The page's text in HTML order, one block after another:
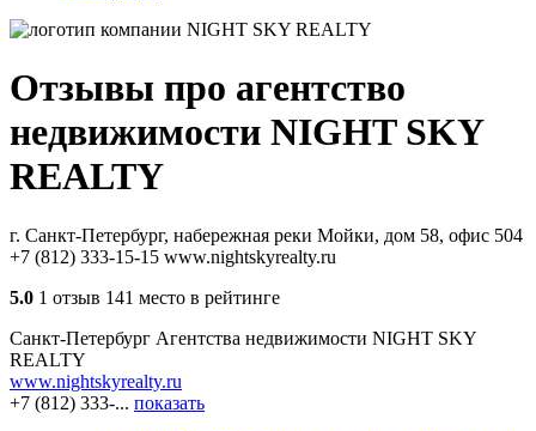
Отзывы про агентство
недвижимости NIGHT SKY
REALTY
г. Санкт-Петербург, набережная реки Мойки, дом 58, офис 504
+7 (812) 333-15-15 www.nightskyrealty.ru
5.0 1 отзыв 141 место в рейтинге
Санкт-Петербург Агентства недвижимости NIGHT SKY
REALTY
www.nightskyrealty.ru
+7 (812) 333-... показать